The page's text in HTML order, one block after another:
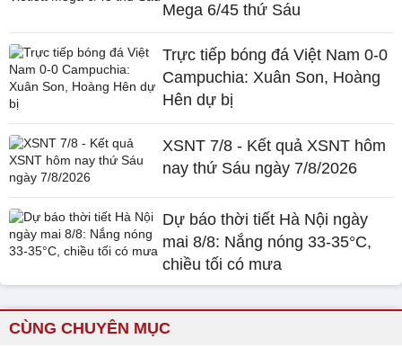
Mega 6/45 thứ Sáu
Trực tiếp bóng đá Việt Nam 0-0
Campuchia: Xuân Son, Hoàng
Hên dự bị
XSNT 7/8 - Kết quả XSNT hôm
nay thứ Sáu ngày 7/8/2026
Dự báo thời tiết Hà Nội ngày
mai 8/8: Nắng nóng 33-35°C,
chiều tối có mưa
CÙNG CHUYÊN MỤC